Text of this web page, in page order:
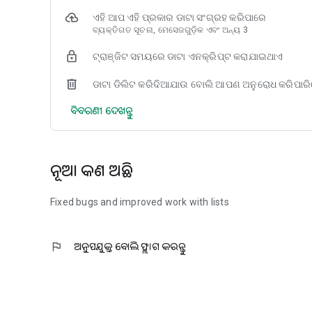
ଏହି ଆପ ଏହି ପ୍ରକାର ଡାଟା ସଂଗ୍ରହ କରିପାରେ
ବ୍ୟକ୍ତିଗତ ସୂଚନା, ମେସେଜଗୁଡ଼ିକ ଏବଂ ଅନ୍ୟ 3
ଟ୍ରାଞ୍ଜିଟ ସମୟରେ ଡାଟା ଏନକ୍ରିପ୍ଟ କରାଯାଇଥାଏ
ଡାଟା ଡିଲିଟ କରିଦିଆଯାଉ ବୋଲି ଆପଣ ଅନୁରୋଧ
ବିବରଣୀ ଦେଖନ୍ତୁ
ନୂଆ କଣ ଅଛି
Fixed bugs and improved work with lists
flag ଅନୁପଯୁକ୍ତ ବୋଲି ଫ୍ଲାଗ କରନ୍ତୁ